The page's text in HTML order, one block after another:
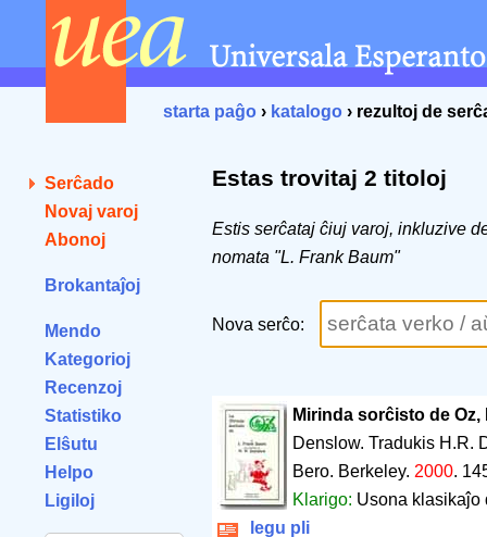
starta paĝo › katalogo › rezultoj de
Serĉado
Novaj varoj
Abonoj
Brokantaĵoj
Mendo
Kategorioj
Recenzoj
Statistiko
Elŝutu
Helpo
Ligiloj
Estas trovitaj 2 titoloj
Estis serĉataj ĉiuj varoj, inkluzive
nomata "L. Frank Baum"
Nova serĉo:
Mirinda sorĉisto de Oz,
Denslow. Tradukis H.R.
Bero. Berkeley. 2000.
Klarigo: Usona klasikaĵo
legu pli